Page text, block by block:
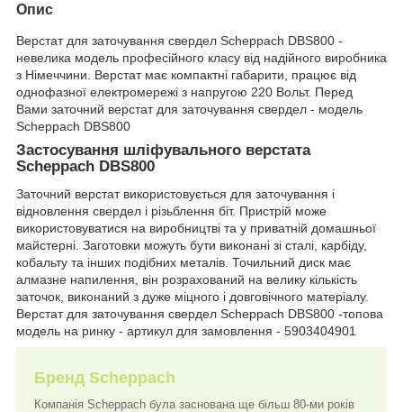
Опис
Верстат для заточування свердел Scheppach DBS800 -
невелика модель професійного класу від надійного виробника
з Німеччини. Верстат має компактні габарити, працює від
однофазної електромережі з напругою 220 Вольт. Перед
Вами заточний верстат для заточування свердел - модель
Scheppach DBS800
Застосування шліфувального верстата
Scheppach DBS800
Заточний верстат використовується для заточування і
відновлення свердел і різьблення біт. Пристрій може
використовуватися на виробництві та у приватній домашньої
майстерні. Заготовки можуть бути виконані зі сталі, карбіду,
кобальту та інших подібних металів. Точильний диск має
алмазне напилення, він розрахований на велику кількість
заточок, виконаний з дуже міцного і довговічного матеріалу.
Верстат для заточування свердел Scheppach DBS800 -топова
модель на ринку - артикул для замовлення - 5903404901
Бренд Scheppach
Компанія Scheppach була заснована ще більш 80-ми років